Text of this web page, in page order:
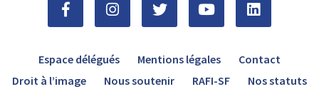
Espace délégués Mentions légales
Contact
Droit à l’image
Nous soutenir RAFI-SF Nos statuts